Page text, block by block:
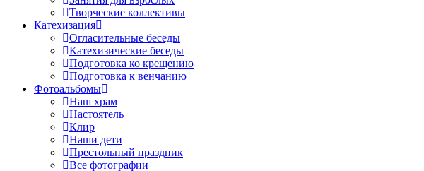
Творческие коллективы
Катехизация
Огласительные беседы
Катехизические беседы
Подготовка ко крещению
Подготовка к венчанию
Фотоальбомы
Наш храм
Настоятель
Клир
Наши дети
Престольный праздник
Все фотографии